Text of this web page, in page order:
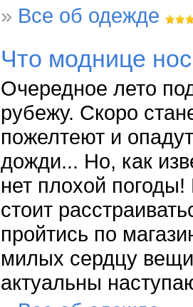
» Все об одежде
Что моднице
Очередное лето
рубежу. Скоро
пожелтеют и
дожди... Но, как
нет плохой
стоит
пройтись по
милых сердцу
актуальны